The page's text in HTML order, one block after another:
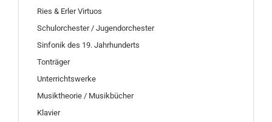
Ries & Erler Virtuos
Schulorchester / Jugendorchester
Sinfonik des 19. Jahrhunderts
Tonträger
Unterrichtswerke
Musiktheorie / Musikbücher
Klavier